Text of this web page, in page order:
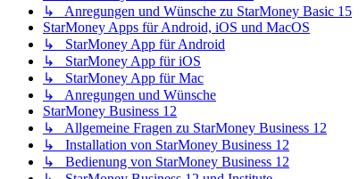
↳ Anregungen und Wünsche zu StarMoney Basic 15
StarMoney Apps für Android, iOS und MacOS
↳ StarMoney App für Android
↳ StarMoney App für iOS
↳ StarMoney App für Mac
↳ Anregungen und Wünsche
StarMoney Business 12
↳ Allgemeine Fragen zu StarMoney Business 12
↳ Installation von StarMoney Business 12
↳ Bedienung von StarMoney Business 12